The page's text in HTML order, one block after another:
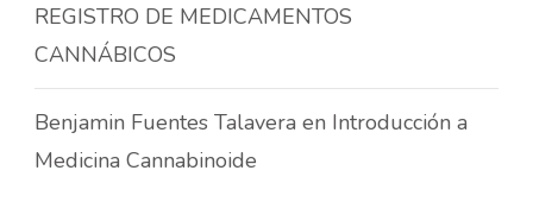
REGISTRO DE MEDICAMENTOS
CANNÁBICOS
Benjamin Fuentes Talavera en Introducción a
Medicina Cannabinoide